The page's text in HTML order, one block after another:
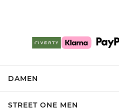
DAMEN
STREET ONE MEN